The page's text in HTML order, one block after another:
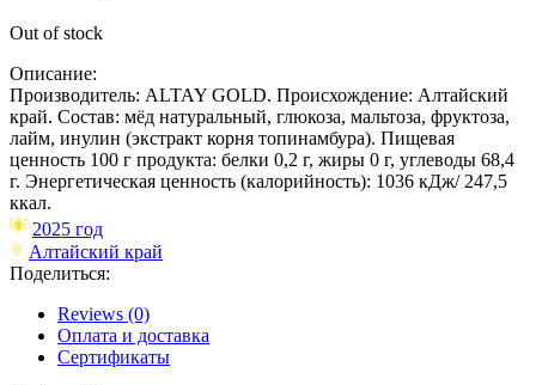
Out of stock
Описание:
Производитель: ALTAY GOLD. Происхождение: Алтайский
край. Состав: мёд натуральный, глюкоза, мальтоза, фруктоза,
лайм, инулин (экстракт корня топинамбура). Пищевая
ценность 100 г продукта: белки 0,2 г, жиры 0 г, углеводы 68,4
г. Энергетическая ценность (калорийность): 1036 кДж/ 247,5
ккал.
2025 год
Алтайский край
Поделиться:
Reviews (0)
Оплата и доставка
Сертификаты